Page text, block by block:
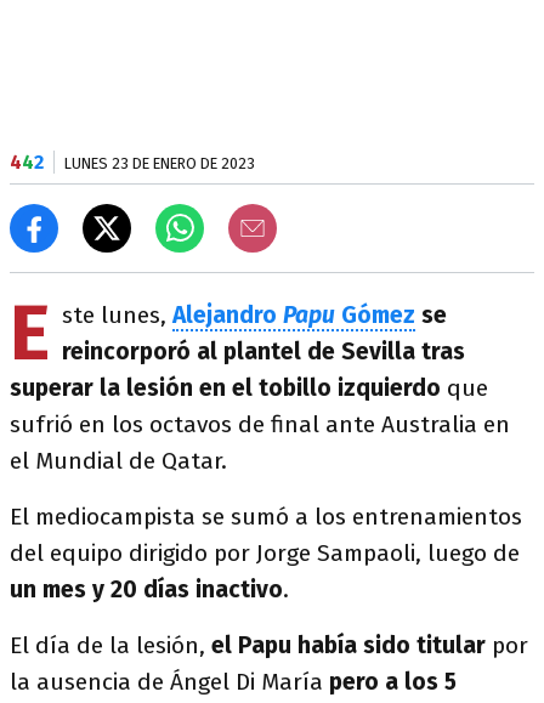
442 LUNES 23 DE ENERO DE 2023
E ste lunes, Alejandro Papu Gómez se
reincorporó al plantel de Sevilla tras
superar la lesión en el tobillo izquierdo que
sufrió en los octavos de final ante Australia en
el Mundial de Qatar.
El mediocampista se sumó a los entrenamientos
del equipo dirigido por Jorge Sampaoli, luego de
un mes y 20 días inactivo.
El día de la lesión, el Papu había sido titular por
la ausencia de Ángel Di María pero a los 5